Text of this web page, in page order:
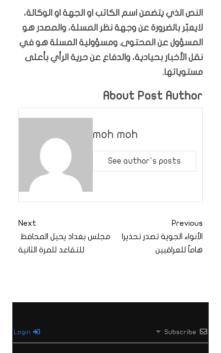
النص الذي يتضمن اسم الكاتب او الجهة او الوكالة،
لايعبّر بالضرورة عن وجهة نظر المسلة، والمصدر هو
المسؤول عن المحتوى. ومسؤولية المسلة هو في
نقل الأخبار بحيادية، والدفاع عن حرية الرأي بأعلى
مستوياتها.
About Post Author
moh moh
See author's posts
Previous
الأنواء الجوية تصدر تحذيرا
هاماً للعراقيين
Next
مجلس بغداد يحيل المحافظ
للتقاعد للمرة الثانية
Subscribe